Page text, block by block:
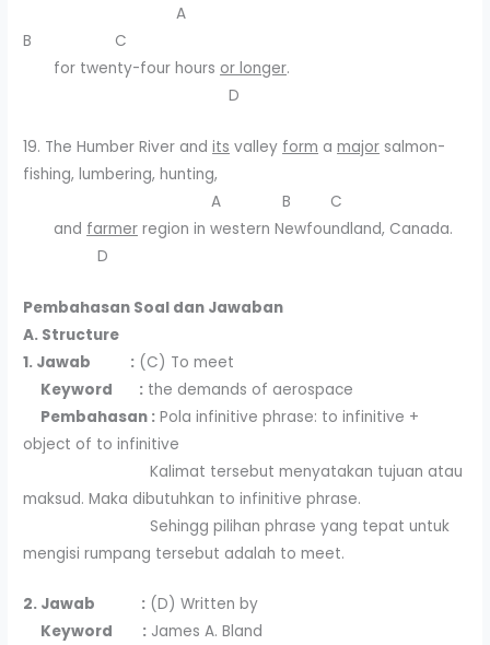
A
B C
for twenty-four hours or longer.
D
19. The Humber River andits valley form amajor salmon-
fishing, lumbering, hunting,
A B C
and farmer region in western Newfoundland, Canada.
D
Pembahasan Soal dan Jawaban
A. Structure
1. Jawab : (C) To meet
Keyword : the demands of aerospace
Pembahasan : Pola infinitive phrase: to infinitive +
object of to infinitive
Kalimat tersebut menyatakan tujuan atau
maksud. Maka dibutuhkan to infinitive phrase.
Sehingg pilihan phrase yang tepat untuk
mengisi rumpang tersebut adalah to meet.
2. Jawab : (D) Written by
Keyword : James A. Bland